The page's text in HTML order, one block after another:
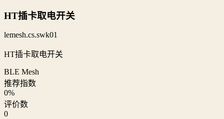
HT插卡取电开关
lemesh.cs.swk01
HT插卡取电开关
BLE Mesh
推荐指数
0%
评价数
0